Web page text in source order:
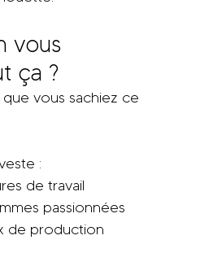
vous
ça ?
que vous sachiez ce
:
de travail
passionnées
de production